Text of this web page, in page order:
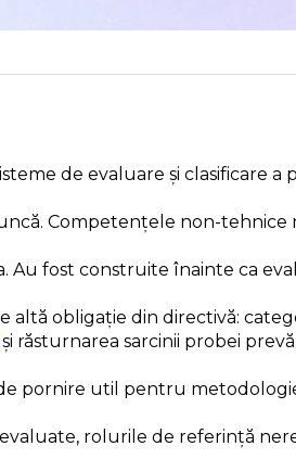
de evaluare și clasificare a
Competențele non-tehnice
Au fost construite înainte ca
obligație din directivă:
și răsturnarea sarcinii probei
pornire util pentru
rolurile de referință